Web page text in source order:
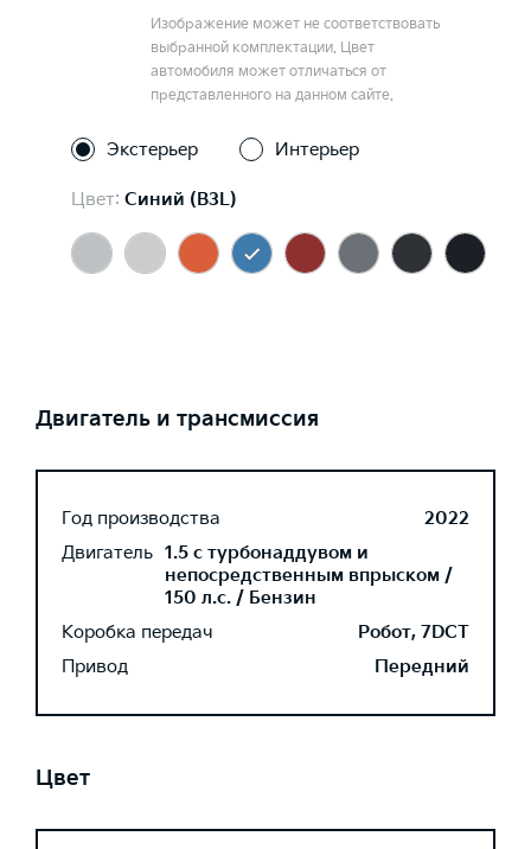
Изображение может не соответствовать
выбранной комплектации. Цвет
автомобиля может отличаться от
представленного на данном сайте.
Экстерьер Интерьер
Цвет: Синий (B3L)
Двигатель и трансмиссия
Год производства
2022
Двигатель 1.5 с турбонаддувом и
непосредственным впрыском /
150 л.с. / Бензин
Коробка передач
Робот, 7DCT
Привод
Передний
Цвет